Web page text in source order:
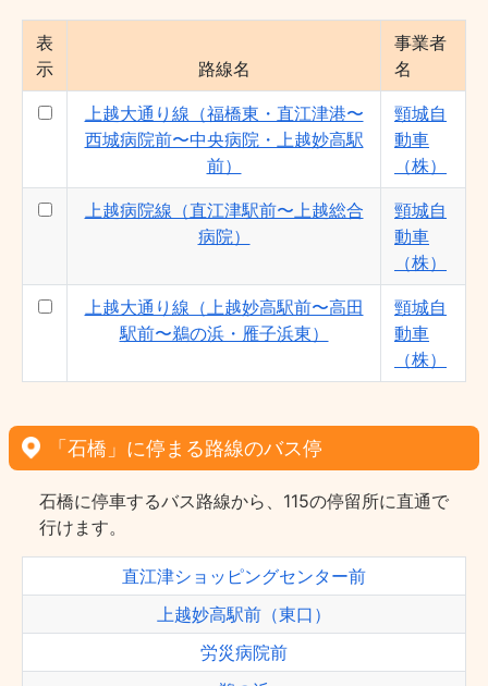
表
示
路線名
事業者
名
上越大通り線（福橋東・直江津港〜
西城病院前〜中央病院・上越妙高駅
前）
頸城自
動車
（株）
上越病院線（直江津駅前〜上越総合
病院）
頸城自
動車
（株）
上越大通り線（上越妙高駅前〜高田
駅前〜鵜の浜・雁子浜東）
頸城自
動車
（株）
「石橋」に停まる路線のバス停
石橋に停車するバス路線から、115の停留所に直通で
行けます。
直江津ショッピングセンター前
上越妙高駅前（東口）
労災病院前